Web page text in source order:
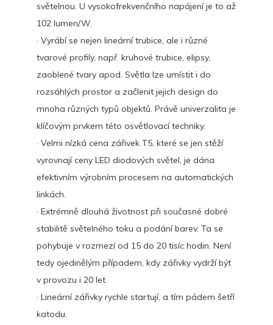
světelnou. U vysokofrekvenčního napájení je to až
102 lumen/W.
· Vyrábí se nejen lineární trubice, ale i různé
tvarové profily, např. kruhové trubice, elipsy,
zaoblené tvary apod. Světla lze umístit i do
rozsáhlých prostor a začlenit jejich design do
mnoha různých typů objektů. Právě univerzalita je
klíčovým prvkem této osvětlovací techniky.
· Velmi nízká cena zářivek T5, které se jen stěží
vyrovnají ceny LED diodových světel, je dána
efektivním výrobním procesem na automatických
linkách.
· Extrémně dlouhá životnost při současné dobré
stabilitě světelného toku a podání barev. Ta se
pohybuje v rozmezí od 15 do 20 tisíc hodin. Není
tedy ojedinělým případem, kdy zářivky vydrží být
v provozu i 20 let.
· Lineární zářivky rychle startují, a tím pádem šetří
katodu.